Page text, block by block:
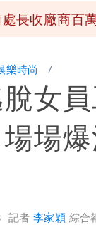
處長收廠商百
遭詐10億
樂時尚
女
場
記者李家穎 綜合